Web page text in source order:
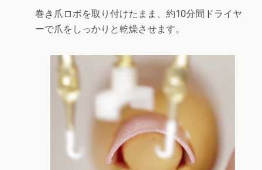
巻き爪ロボを取り付けたまま、約10分間ドライヤ
ーで爪をしっかりと乾燥させます。